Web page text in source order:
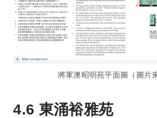
將軍澳昭明苑平面圖（圖片
4.6 東涌裕雅苑